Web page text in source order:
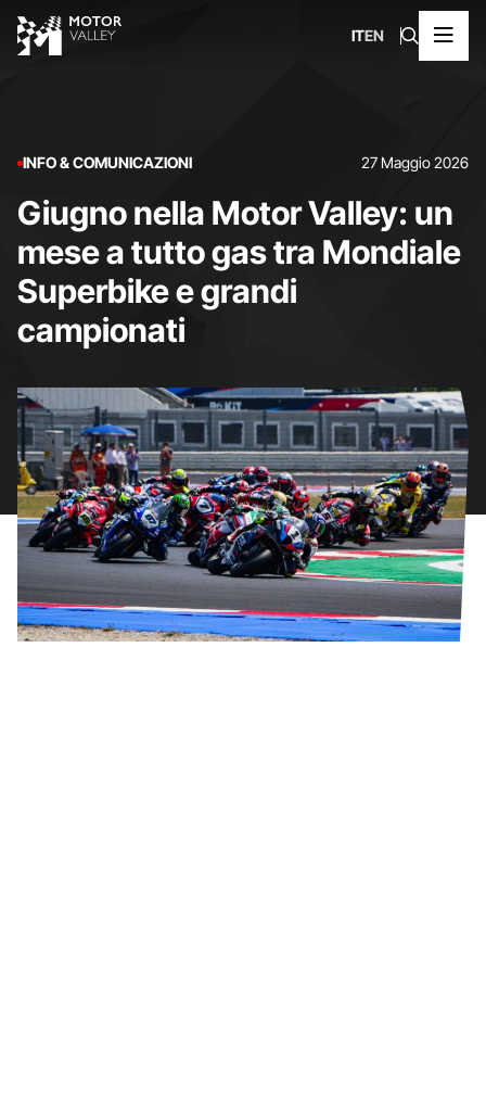
ITEN
INFO & COMUNICAZIONI 27 Maggio 2026
Giugno nella Motor Valley: un
mese a tutto gas tra Mondiale
Superbike e grandi
campionati